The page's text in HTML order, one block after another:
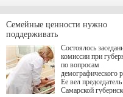
определенными
К ним можно
возникающие при
данными
более динамичного
проникновения
сегмент
отраслевое
Семейные ценности нужно
поддерживать
Состоялось
комиссии при
по вопросам
демографического
Ее вел председатель
Самарской